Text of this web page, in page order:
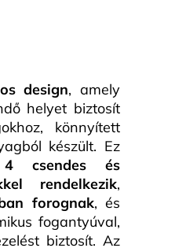
design, amely
helyet biztosít
könnyített
készült. Ez
4 csendes és
rendelkezik,
forognak, és
fogantyúval,
biztosít. Az